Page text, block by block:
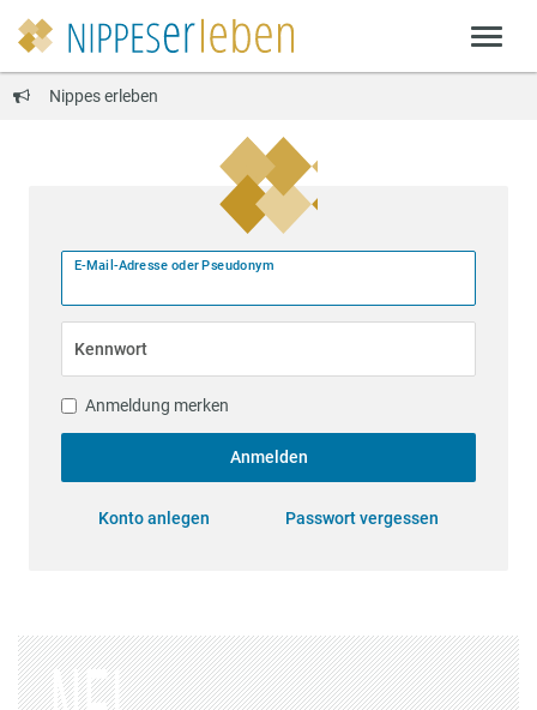
Nippes erleben
E-Mail-Adresse oder Pseudonym
Kennwort
Anmeldung merken
Anmelden
Konto anlegen Passwort vergessen